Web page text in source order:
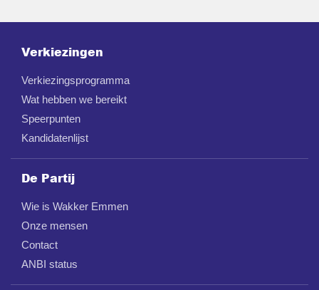
Verkiezingen
Verkiezingsprogramma
Wat hebben we bereikt
Speerpunten
Kandidatenlijst
De Partij
Wie is Wakker Emmen
Onze mensen
Contact
ANBI status